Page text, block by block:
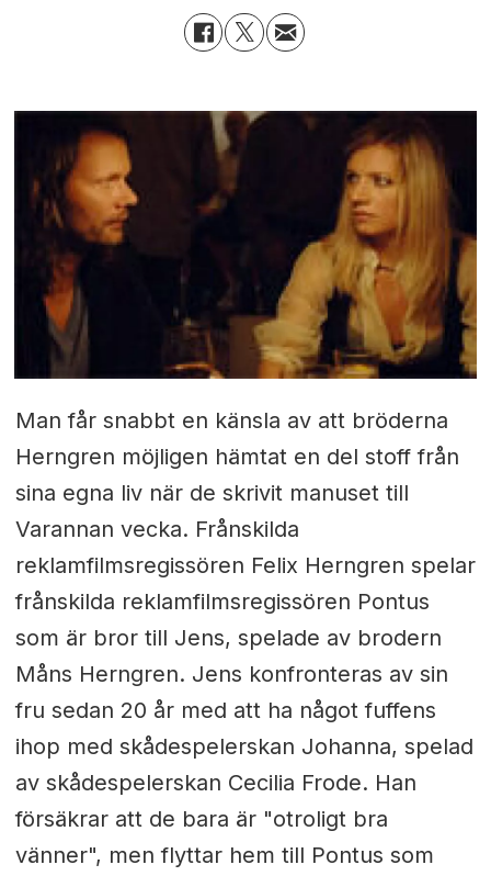
Man får snabbt en känsla av att bröderna
Herngren möjligen hämtat en del stoff från
sina egna liv när de skrivit manuset till
Varannan vecka. Frånskilda
reklamfilmsregissören Felix Herngren spelar
frånskilda reklamfilmsregissören Pontus
som är bror till Jens, spelade av brodern
Måns Herngren. Jens konfronteras av sin
fru sedan 20 år med att ha något fuffens
ihop med skådespelerskan Johanna, spelad
av skådespelerskan Cecilia Frode. Han
försäkrar att de bara är "otroligt bra
vänner", men flyttar hem till Pontus som